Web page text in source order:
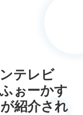
テレビ
ぉーかす
紹介され